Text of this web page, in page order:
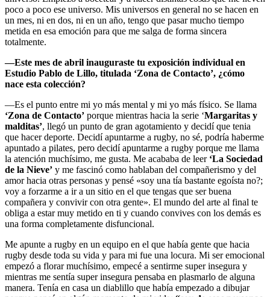
poco a poco ese universo. Mis universos en general no se hacen en
un mes, ni en dos, ni en un año, tengo que pasar mucho tiempo
metida en esa emoción para que me salga de forma sincera
totalmente.
—Este mes de abril inauguraste tu exposición individual en
Estudio Pablo de Lillo, titulada ‘Zona de Contacto’, ¿cómo
nace esta colección?
—Es el punto entre mi yo más mental y mi yo más físico. Se llama
‘Zona de Contacto’ porque mientras hacia la serie ‘Margaritas y
malditas’, llegó un punto de gran agotamiento y decidí que tenia
que hacer deporte. Decidí apuntarme a rugby, no sé, podría haberme
apuntado a pilates, pero decidí apuntarme a rugby porque me llama
la atención muchísimo, me gusta. Me acababa de leer ‘La Sociedad
de la Nieve’ y me fascinó como hablaban del compañerismo y del
amor hacia otras personas y pensé «soy una tía bastante egoísta no?;
voy a forzarme a ir a un sitio en el que tengas que ser buena
compañera y convivir con otra gente». El mundo del arte al final te
obliga a estar muy metido en ti y cuando convives con los demás es
una forma completamente disfuncional.
Me apunte a rugby en un equipo en el que había gente que hacia
rugby desde toda su vida y para mi fue una locura. Mi ser emocional
empezó a florar muchísimo, empecé a sentirme super insegura y
mientras me sentía super insegura pensaba en plasmarlo de alguna
manera. Tenía en casa un diablillo que había empezado a dibujar